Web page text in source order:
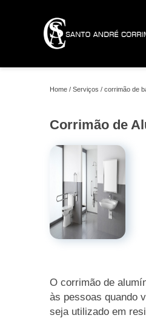
Home Serviços corrimão de
Corrimão de
O corrimão de
às pessoas quando
seja utilizado em